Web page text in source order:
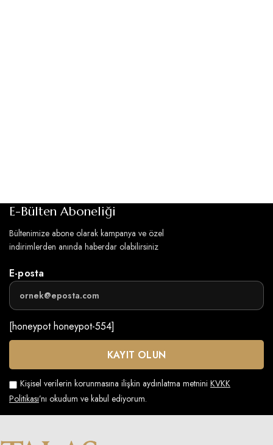
E-Bülten Aboneliği
Bültenimize abone olarak kampanya ve özel
indirimlerden anında haberdar olabilirsiniz
E-posta
[honeypot honeypot-554]
Kişisel verilerin korunmasına ilişkin aydınlatma metnini KVKK
Politikası’nı okudum ve kabul ediyorum.